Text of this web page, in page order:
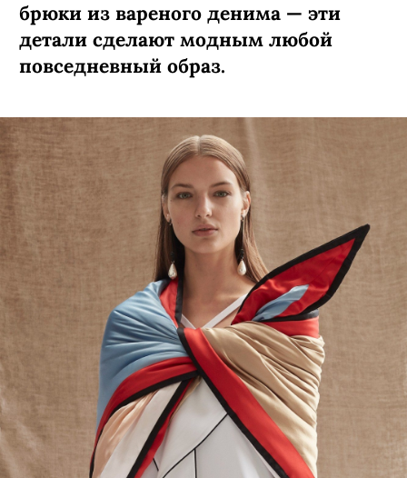
брюки из вареного денима — эти
детали сделают модным любой
повседневный образ.